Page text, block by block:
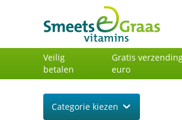
Veilig
betalen
Gratis
euro
Categorie kiezen